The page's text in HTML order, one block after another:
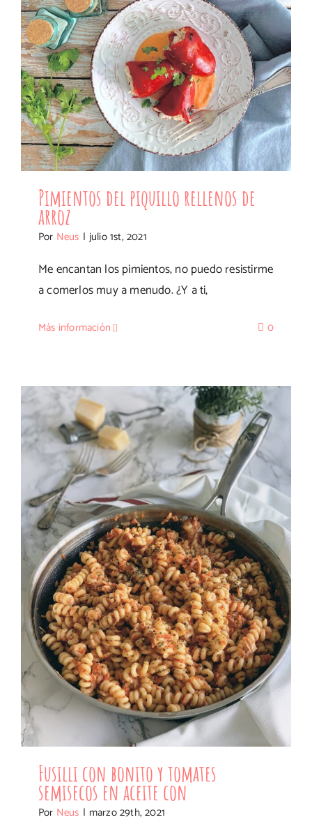
Pimientos del piquillo rellenos de
arroz
Por Neus | julio 1st, 2021
Me encantan los pimientos, no puedo resistirme
a comerlos muy a menudo. ¿Y a ti,
Más información 0
Fusilli con bonito y tomates semisecos
en aceite con
Fusilli con bonito y tomates
semisecos en aceite con
Por Neus | marzo 29th, 2021